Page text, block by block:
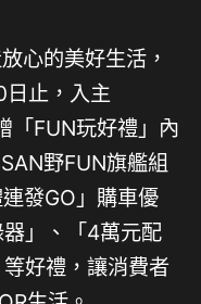
心的美好生活，
止，入主
「FUN玩好禮」內
野FUN旗艦組
發GO」購車優
」、「4萬元配
好禮，讓消費者